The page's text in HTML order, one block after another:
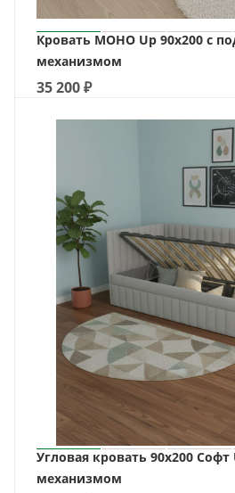
Кровать МОНО Up 90х200 с
механизмом
35 200₽
Угловая кровать 90х200
механизмом